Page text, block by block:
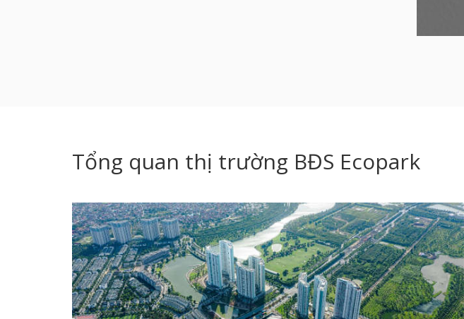
Tổng quan thị trường BĐS Ecopark